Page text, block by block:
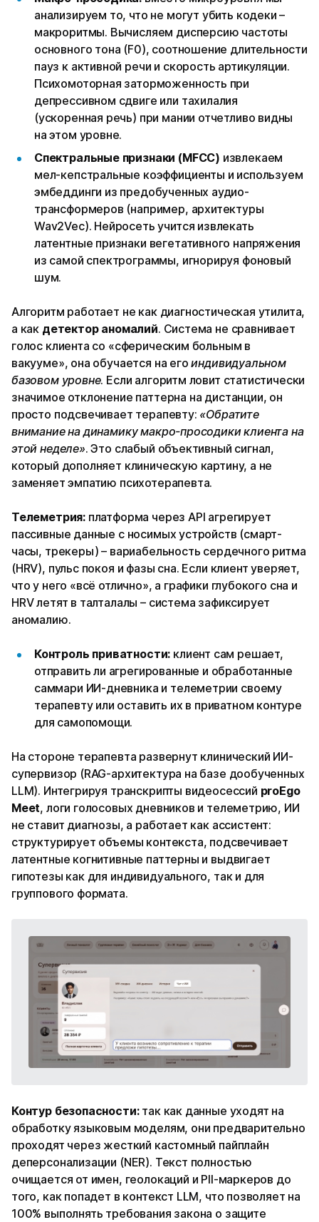
анализируем то, что не могут убить кодеки –
макроритмы. Вычисляем дисперсию частоты
основного тона (F0), соотношение длительности
пауз к активной речи и скорость артикуляции.
Психомоторная заторможенность при
депрессивном сдвиге или тахилалия
(ускоренная речь) при мании отчетливо видны
на этом уровне.
Спектральные признаки (MFCC) извлекаем
мел-кепстральные коэффициенты и используем
эмбеддинги из предобученных аудио-
трансформеров (например, архитектуры
Wav2Vec). Нейросеть учится извлекать
латентные признаки вегетативного напряжения
из самой спектрограммы, игнорируя фоновый
шум.
Алгоритм работает не как диагностическая утилита,
а как детектор аномалий. Система не сравнивает
голос клиента со «сферическим больным в
вакууме», она обучается на егоиндивидуальном
базовом уровне. Если алгоритм ловит статистически
значимое отклонение паттерна на дистанции, он
просто подсвечивает терапевту: «Обратите
внимание на динамику макро-просодики клиента на
этой неделе». Это слабый объективный сигнал,
который дополняет клиническую картину, а не
заменяет эмпатию психотерапевта.
Телеметрия: платформа через API агрегирует
пассивные данные с носимых устройств (смарт-
часы, трекеры) – вариабельность сердечного ритма
(HRV), пульс покоя и фазы сна. Если клиент уверяет,
что у него «всё отлично», а графики глубокого сна и
HRV летят в талталалы – система зафиксирует
аномалию.
Контроль приватности: клиент сам решает,
отправить ли агрегированные и обработанные
саммари ИИ-дневника и телеметрии своему
терапевту или оставить их в приватном контуре
для самопомощи.
На стороне терапевта развернут клинический ИИ-
супервизор (RAG-архитектура на базе дообученных
LLM). Интегрируя транскрипты видеосессий proEgo
Meet, логи голосовых дневников и телеметрию, ИИ
не ставит диагнозы, а работает как ассистент:
структурирует объемы контекста, подсвечивает
латентные когнитивные паттерны и выдвигает
гипотезы как для индивидуального, так и для
группового формата.
Контур безопасности:так как данные уходят на
обработку языковым моделям, они предварительно
проходят через жесткий кастомный пайплайн
деперсонализации (NER). Текст полностью
очищается от имен, геолокаций и PII-маркеров до
того, как попадет в контекст LLM, что позволяет на
100% выполнять требования закона о защите